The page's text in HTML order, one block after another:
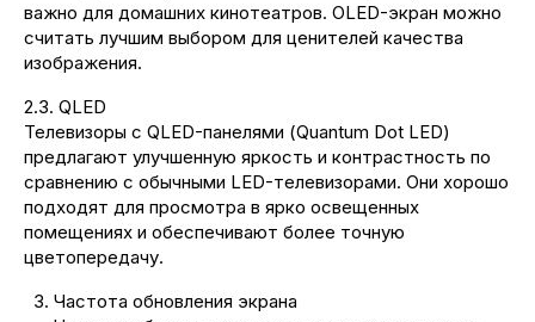
важно для домашних кинотеатров. OLED-экран можно
считать лучшим выбором для ценителей качества
изображения.
2.3. QLED
Телевизоры с QLED-панелями (Quantum Dot LED)
предлагают улучшенную яркость и контрастность по
сравнению с обычными LED-телевизорами. Они хорошо
подходят для просмотра в ярко освещенных
помещениях и обеспечивают более точную
цветопередачу.
Частота обновления экрана